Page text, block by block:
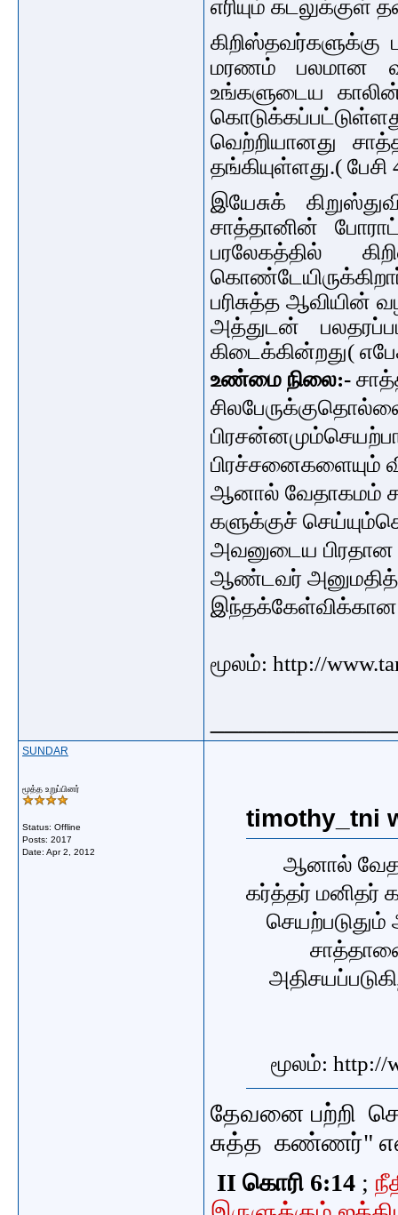
எரியும் கடலுக்குள்
மரணம் பலமான
உங்களுடைய
வெற்றியானது
தங்கியுள்ளது.( பேசி
இயேசுக்
சாத்தானின்
பரலேகத்தில்
பரிசுத்த ஆவியின்
அத்துடன்
கிடைக்கின்றது(
உண்மை நிலை:-
பிரச்சனைகளையும்
ஆனால் வேதாகமம்
களுக்குச்
அவனுடைய
ஆண்டவர்
இந்தக்கேள்விக்கான
மூலம்: http://
SUNDAR
மூத்த உறுப்பினர்
Status: Offline
Posts: 2017
Date: Apr 2, 2012
timothy_tni
ஆனால்
கர்த்தர் மனிதர்
மூலம்: http://
தேவனை பற்றி
சுத்த கண்ணர்"
II கொரி 6:14 ;